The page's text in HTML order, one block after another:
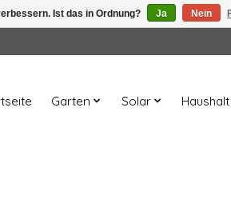
Garten Solar Haushalt
Ist das in Ordnung? Ja Nein